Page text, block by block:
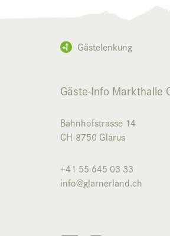
Gästelenkung
Gäste-Info Markthalle
Bahnhofstrasse 14
CH-8750 Glarus
+41 55 645 03 33
info@glarnerland.ch